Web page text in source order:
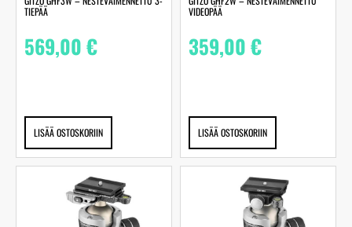
TIEPÄÄ
569,00€
LISÄÄ OSTOSKORIIN
VIDEOPÄÄ
359,00€
LISÄÄ OSTOSKORIIN